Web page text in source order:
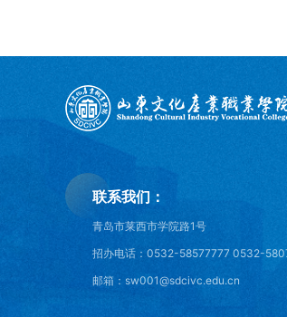
联系我们：
青岛市莱西市学院路1号
招办电话：0532-58577777 0532-
邮箱：sw001@sdcivc.edu.cn